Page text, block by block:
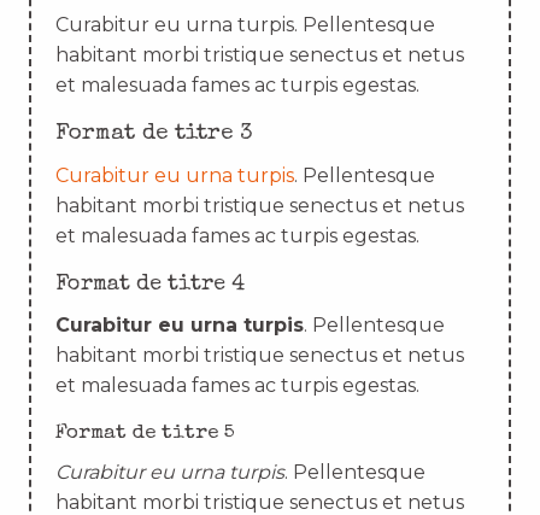
Curabitur eu urna turpis. Pellentesque
habitant morbi tristique senectus et netus
et malesuada fames ac turpis egestas.
Format de titre 3
Curabitur eu urna turpis. Pellentesque
habitant morbi tristique senectus et netus
et malesuada fames ac turpis egestas.
Format de titre 4
Curabitur eu urna turpis. Pellentesque
habitant morbi tristique senectus et netus
et malesuada fames ac turpis egestas.
Format de titre 5
Curabitur eu urna turpis. Pellentesque
habitant morbi tristique senectus et netus